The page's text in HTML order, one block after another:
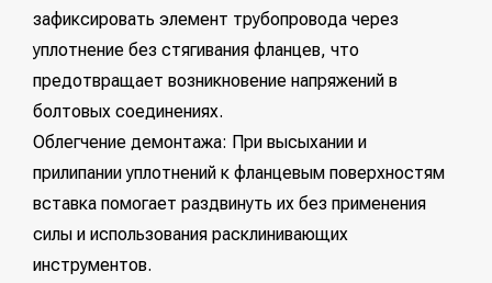
зафиксировать элемент трубопровода через
уплотнение без стягивания фланцев, что
предотвращает возникновение напряжений в
болтовых соединениях.
Облегчение демонтажа: При высыхании и
прилипании уплотнений к фланцевым поверхностям
вставка помогает раздвинуть их без применения
силы и использования расклинивающих
инструментов.